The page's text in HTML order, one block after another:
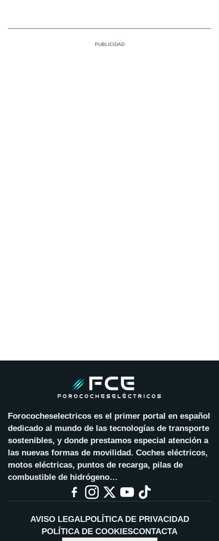
Forococheselectricos es el primer portal en español
dedicado al mundo de las tecnologías de transporte
sostenibles, y donde prestamos especial atención a
las nuevas formas de movilidad. Coches eléctricos,
motos eléctricas, puntos de recarga, pilas de
combustible de hidrógeno…
AVISO LEGALPOLÍTICA DE PRIVACIDAD
POLÍTICA DE COOKIESCONTACTA